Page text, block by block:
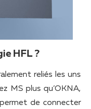
HFL ?
reliés les uns
MS plus qu’OKNA,
de connecter